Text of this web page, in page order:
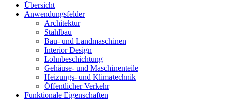
Übersicht
Anwendungsfelder
Architektur
Stahlbau
Bau- und Landmaschinen
Interior Design
Lohnbeschichtung
Gehäuse- und Maschinenteile
Heizungs- und Klimatechnik
Öffentlicher Verkehr
Funktionale Eigenschaften